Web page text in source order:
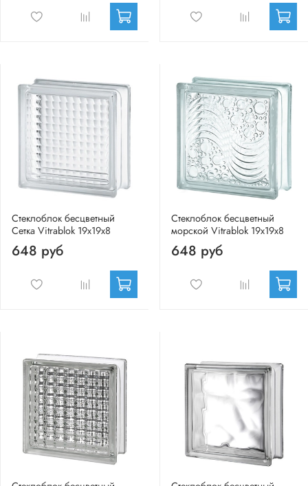
Стеклоблок бесцветный
Сетка Vitrablok 19х19х8
648 руб
Стеклоблок бесцветный
морской Vitrablok 19х19х8
648 руб